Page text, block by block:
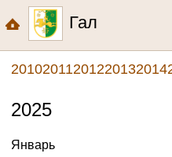
Гал
20102011201220132014
2025
Январь